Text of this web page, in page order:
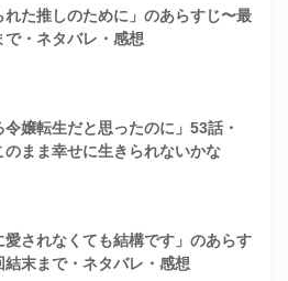
れた推しのために」のあらすじ〜最
で・ネタバレ・感想
令嬢転生だと思ったのに」53話・
のまま幸せに生きられないかな
愛されなくても結構です」のあらす
結末まで・ネタバレ・感想